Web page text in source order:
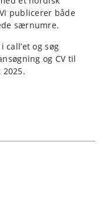
publicerer både
særnumre.
og søg
og CV til